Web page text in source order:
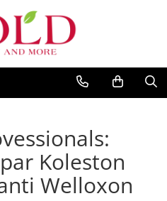
Koleston
Welloxon